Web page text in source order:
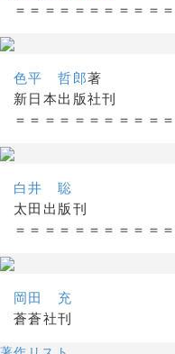
＝＝＝＝＝＝＝＝＝＝
色平 哲郎著
新日本出版社刊
＝＝＝＝＝＝＝＝＝＝
白井 聡
太田出版刊
＝＝＝＝＝＝＝＝＝＝
岡田 充
蒼蒼社刊